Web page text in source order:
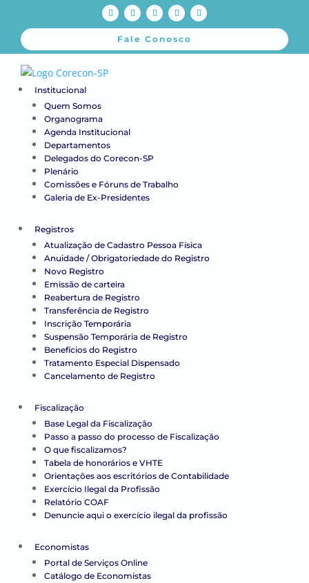
Fale Conosco
Institucional
Quem Somos
Organograma
Agenda Institucional
Departamentos
Delegados do Corecon-SP
Plenário
Comissões e Fóruns de Trabalho
Galeria de Ex-Presidentes
Registros
Atualização de Cadastro Pessoa Física
Anuidade / Obrigatoriedade do Registro
Novo Registro
Emissão de carteira
Reabertura de Registro
Transferência de Registro
Inscrição Temporária
Suspensão Temporária de Registro
Benefícios do Registro
Tratamento Especial Dispensado
Cancelamento de Registro
Fiscalização
Base Legal da Fiscalização
Passo a passo do processo de Fiscalização
O que fiscalizamos?
Tabela de honorários e VHTE
Orientações aos escritórios de Contabilidade
Exercício Ilegal da Profissão
Relatório COAF
Denuncie aqui o exercício ilegal da profissão
Economistas
Portal de Serviços Online
Catálogo de Economistas